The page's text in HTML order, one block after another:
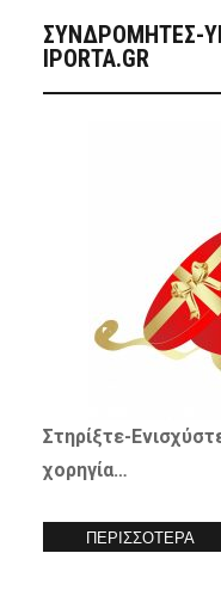
ΣΥΝΔΡΟΜΗΤΈΣ-
IPORTA.GR
Στηρίξτε-
χορηγία…
ΠΕΡΙΣΣΟΤΕΡΑ